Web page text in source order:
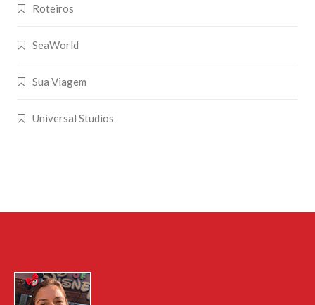
Roteiros
SeaWorld
Sua Viagem
Universal Studios